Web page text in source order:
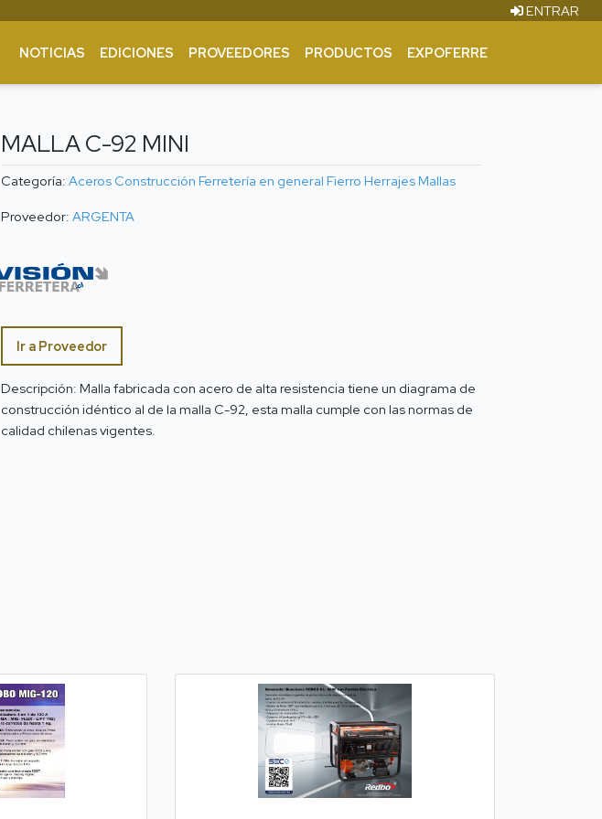
ENTRAR
NOTICIAS EDICIONES PROVEEDORES PRODUCTOS EXPOFERRE
MALLA C-92 MINI
Categoría: Aceros Construcción Ferretería en general Fierro Herrajes Mallas
Proveedor: ARGENTA
Ir a Proveedor
Descripción: Malla fabricada con acero de alta resistencia tiene un diagrama de
construcción idéntico al de la malla C-92, esta malla cumple con las normas de
calidad chilenas vigentes.